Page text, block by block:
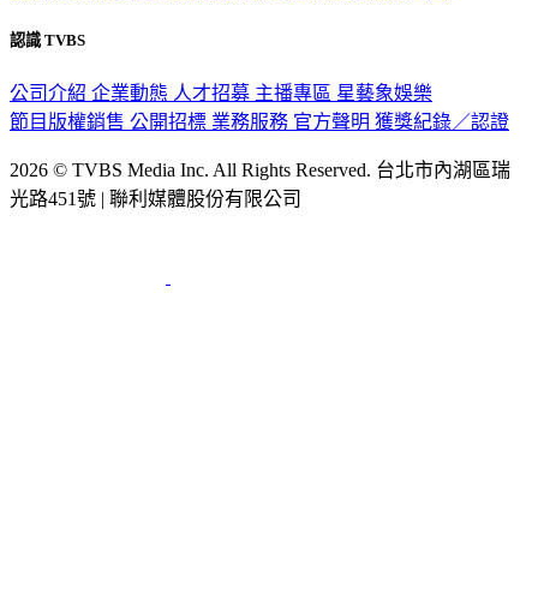
認識 TVBS
公司介紹 企業動態 人才招募 主播專區 星藝象娛樂
節目版權銷售 公開招標 業務服務 官方聲明 獲獎紀錄／認證
2026 © TVBS Media Inc. All Rights Reserved. 台北市內湖區瑞
光路451號 | 聯利媒體股份有限公司